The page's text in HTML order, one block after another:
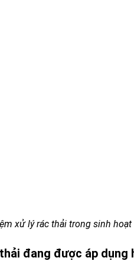
xử lý rác thải trong sinh
đang được áp dụng